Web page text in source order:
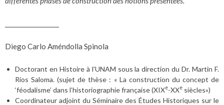
Diego Carlo Améndolla Spinola
Doctorant en Histoire à l’UNAM sous la direction du Dr. Martin F.
Rios Saloma. (sujet de thèse : « La construction du concept de
‘féodalisme’ dans l’historiographie française (XIXe-XXe siècles»)
Coordinateur adjoint du Séminaire des Études Historiques sur le